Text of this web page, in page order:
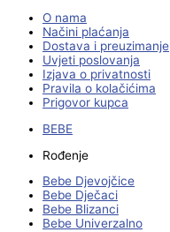
O nama
Načini plaćanja
Dostava i preuzimanje
Uvjeti poslovanja
Izjava o privatnosti
Pravila o kolačićima
Prigovor kupca
BEBE
Rođenje
Bebe Djevojčice
Bebe Dječaci
Bebe Blizanci
Bebe Univerzalno